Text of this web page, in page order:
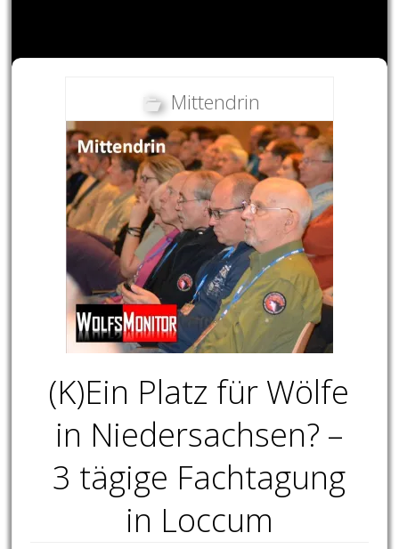
Mittendrin
(K)Ein Platz für Wölfe
in Niedersachsen? –
3 tägige Fachtagung
in Loccum